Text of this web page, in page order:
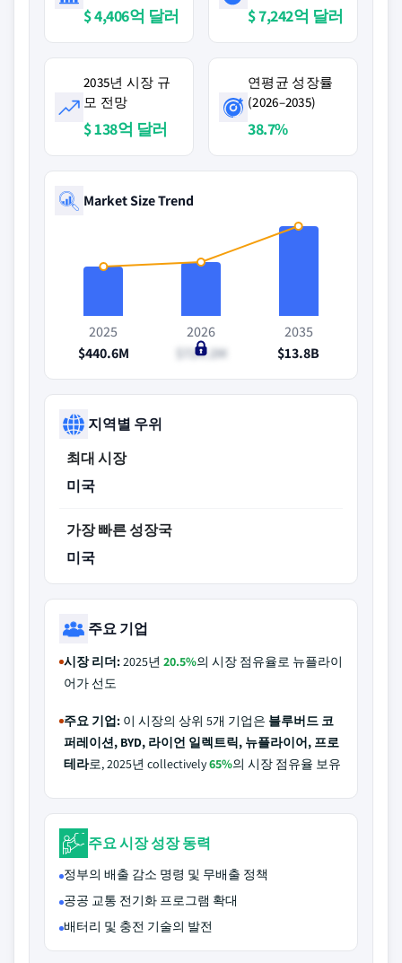
$ 4,406억 달러 $ 7,242억 달러
2035년 시장 규
모 전망
$ 138억 달러
연평균 성장률
(2026–2035)
38.7%
Market Size Trend
2025
$440.6M
2026
$724.2M
2035
$13.8B
지역별 우위
최대 시장
미국
가장 빠른 성장국
미국
주요 기업
시장 리더:2025년 20.5%의 시장 점유율로 뉴플라이
어가 선도
주요 기업: 이 시장의 상위 5개 기업은 블루버드 코
퍼레이션, BYD, 라이언 일렉트릭, 뉴플라이어, 프로
테라로, 2025년 collectively65%의 시장 점유율 보유
주요 시장 성장 동력
정부의 배출 감소 명령 및 무배출 정책
공공 교통 전기화 프로그램 확대
배터리 및 충전 기술의 발전